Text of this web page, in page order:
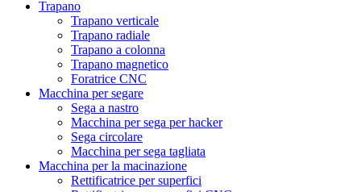
Trapano
Trapano verticale
Trapano radiale
Trapano a colonna
Trapano magnetico
Foratrice CNC
Macchina per segare
Sega a nastro
Macchina per sega per hacker
Sega circolare
Macchina per sega tagliata
Macchina per la macinazione
Rettificatrice per superfici